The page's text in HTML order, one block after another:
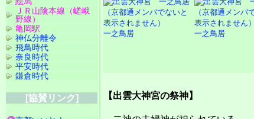
一之鳥居 一之鳥居
【出雲大神宮の祭神】
ＪＲ山陰本線（嵯峨
野線）
亀岡駅
神仏分離令
飛鳥時代
奈良時代
平安時代
鎌倉時代
[協賛リンク]